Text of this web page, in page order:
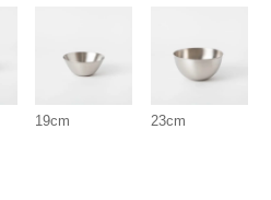
19cm 23cm